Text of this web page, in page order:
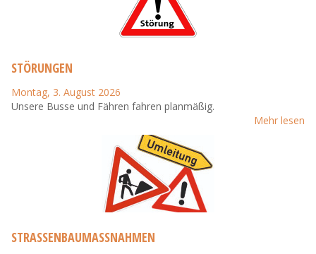
STÖRUNGEN
Montag, 3. August 2026
Unsere Busse und Fähren fahren planmäßig.
Mehr lesen
STRASSENBAUMASSNAHMEN